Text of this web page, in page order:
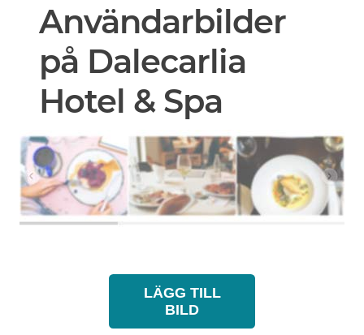
Användarbilder
på Dalecarlia
Hotel & Spa
LÄGG TILL
BILD